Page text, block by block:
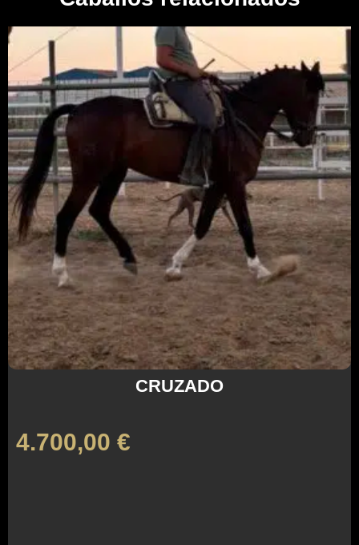
CRUZADO
4.700,00 €